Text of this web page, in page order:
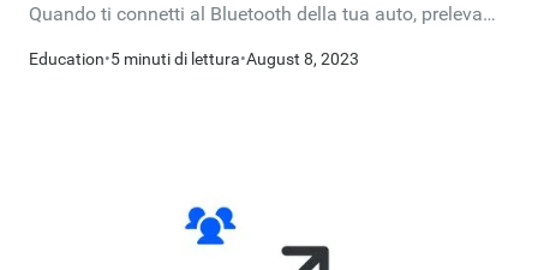
Quando ti connetti al Bluetooth della tua auto, preleva
compri il caffè mattutino, esegui una ricerca su Google,
Education•5 minuti di lettura•August 8, 2023